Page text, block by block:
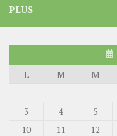
PLUS
L
M M
3
4 5
10
11 12